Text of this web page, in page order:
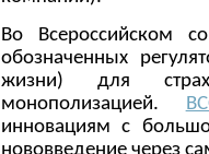
Во Всероссийском
обозначенных
жизни) для
монополизацией.
инновациям с
нововведение через